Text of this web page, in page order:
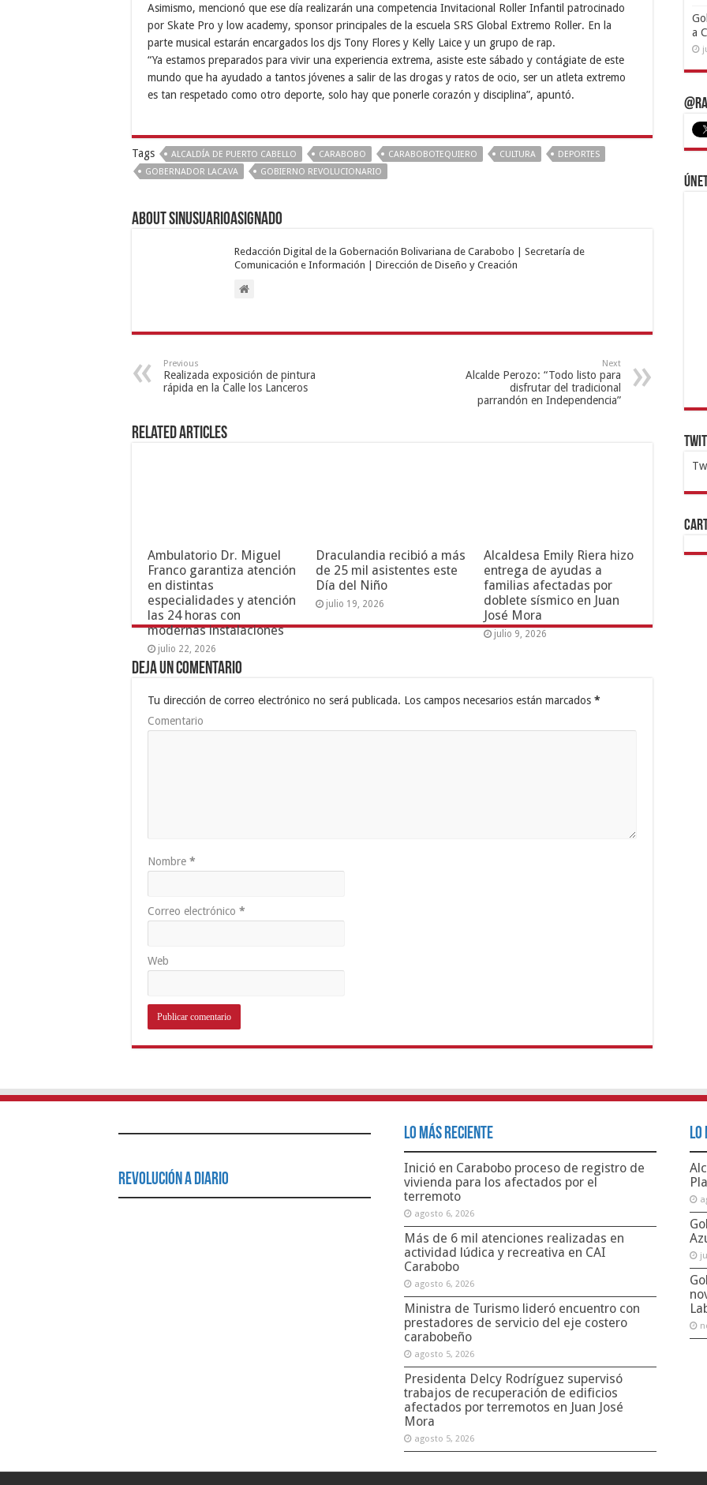
Asimismo, mencionó que ese día realizarán una competencia Invitacional Roller Infantil patrocinado
por Skate Pro y low academy, sponsor principales de la escuela SRS Global Extremo Roller. En la
parte musical estarán encargados los djs Tony Flores y Kelly Laice y un grupo de rap.
“Ya estamos preparados para vivir una experiencia extrema, asiste este sábado y contágiate de este
mundo que ha ayudado a tantos jóvenes a salir de las drogas y ratos de ocio, ser un atleta extremo
es tan respetado como otro deporte, solo hay que ponerle corazón y disciplina”, apuntó.
Tags ALCALDÍA DE PUERTO CABELLO CARABOBO CARABOBOTEQUIERO CULTURA
DEPORTES
GOBERNADOR LACAVA
GOBIERNO REVOLUCIONARIO
About sinusuarioasignado
Redacción Digital de la Gobernación Bolivariana de Carabobo | Secretaría de
Comunicación e Información | Dirección de Diseño y Creación
Previous
Realizada exposición de pintura
rápida en la Calle los Lanceros
Next
Alcalde Perozo: “Todo listo para
disfrutar del tradicional
parrandón en Independencia”
Related Articles
Ambulatorio Dr. Miguel
Franco garantiza atención
en distintas
especialidades y atención
las 24 horas con
modernas instalaciones
julio 22, 2026
Draculandia recibió a más
de 25 mil asistentes este
Día del Niño
julio 19, 2026
Alcaldesa Emily Riera hizo
entrega de ayudas a
familias afectadas por
doblete sísmico en Juan
José Mora
julio 9, 2026
Deja un comentario
Tu dirección de correo electrónico no será publicada. Los campos necesarios están marcados *
Comentario
Nombre *
Correo electrónico *
Web
a
Revolución a Diario
Lo Más Reciente
Inició en Carabobo proceso de registro de
vivienda para los afectados por el
terremoto
agosto 6, 2026
Más de 6 mil atenciones realizadas en
actividad lúdica y recreativa en CAI
Carabobo
agosto 6, 2026
Ministra de Turismo lideró encuentro con
prestadores de servicio del eje costero
carabobeño
agosto 5, 2026
Presidenta Delcy Rodríguez supervisó
trabajos de recuperación de edificios
afectados por terremotos en Juan José
Mora
agosto 5, 2026
Lo